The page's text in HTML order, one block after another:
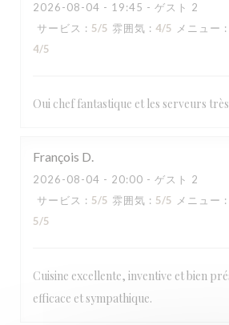
2026-08-04 - 19:45 - ゲスト 2
サービス : 5/5 雰囲気 : 4/5 メニュー :
4/5
Oui chef fantastique et les serveurs
François D
2026-08-04 - 20:00 - ゲスト 2
サービス : 5/5 雰囲気 : 5/5 メニュー :
5/5
Cuisine excellente, inventive et bien
efficace et sympathique.
LA TABLE DE